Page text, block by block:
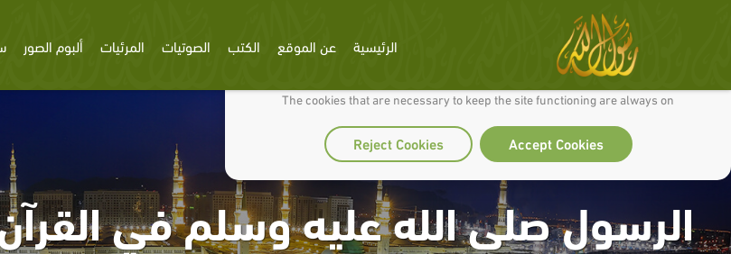
We use cookies to make our site work well for you and so we can continually improve it.
The cookies that are necessary to keep the site functioning are always on
Accept Cookies
Reject Cookies
الرئيسية عن الموقع الكتب الصوتيات المرئيات ألبوم الصور
الرسول صلى الله عليه وسلم في